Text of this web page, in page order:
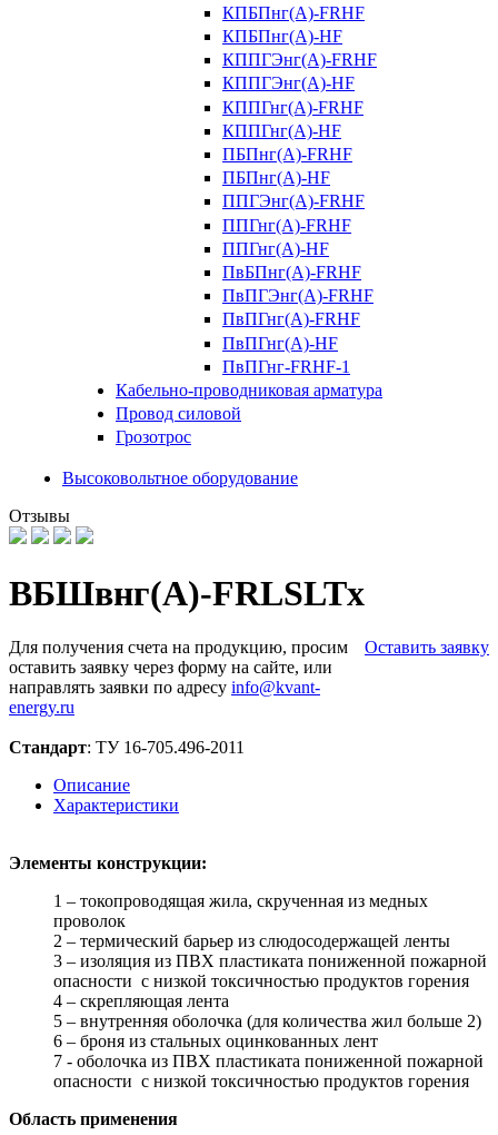
КПБПнг(А)-FRHF
КПБПнг(А)-HF
КППГЭнг(А)-FRHF
КППГЭнг(А)-HF
КППГнг(А)-FRHF
КППГнг(А)-HF
ПБПнг(А)-FRHF
ПБПнг(А)-HF
ППГЭнг(А)-FRHF
ППГнг(А)-FRHF
ППГнг(А)-HF
ПвБПнг(А)-FRHF
ПвПГЭнг(А)-FRHF
ПвПГнг(А)-FRHF
ПвПГнг(А)-HF
ПвПГнг-FRHF-1
Кабельно-проводниковая арматура
Провод силовой
Грозотрос
Высоковольтное оборудование
Отзывы
ВБШвнг(А)-FRLSLTx
Для получения счета на продукцию, просим
оставить заявку через форму на сайте, или
направлять заявки по адресу info@kvant-
energy.ru
Оставить заявку
Стандарт: ТУ 16-705.496-2011
Описание
Характеристики
Элементы конструкции:
1 – токопроводящая жила, скрученная из медных
проволок
2 – термический барьер из слюдосодержащей ленты
3 – изоляция из ПВХ пластиката пониженной пожарной
опасности c низкой токсичностью продуктов горения
4 – скрепляющая лента
5 – внутренняя оболочка (для количества жил больше 2)
6 – броня из стальных оцинкованных лент
7 - оболочка из ПВХ пластиката пониженной пожарной
опасности c низкой токсичностью продуктов горения
Область применения